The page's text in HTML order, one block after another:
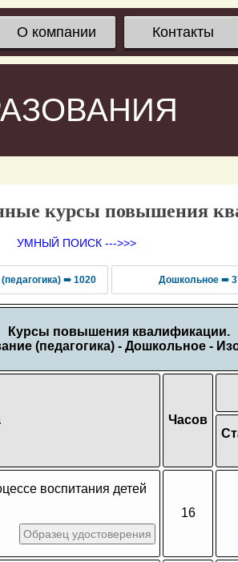
О компании Контакты
курсы повышения
УМНЫЙ ПОИСК --->>>
➠ 1020 Дошкольное ➠
Курсы повышения квалификации.
(педагогика) - Дошкольное -
Часов
воспитания детей
Образец удостоверения
16